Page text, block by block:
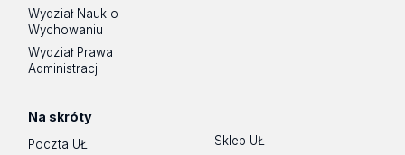
Wydział Nauk o
Wychowaniu
Wydział Prawa i
Administracji
Na skróty
Poczta UŁ
Sklep UŁ